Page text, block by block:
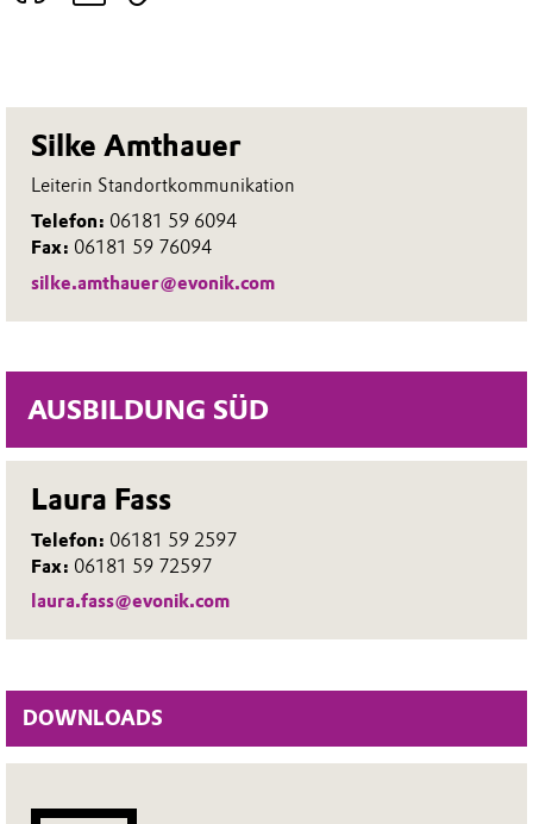
Silke Amthauer
Leiterin Standortkommunikation
Telefon: 06181 59 6094
Fax: 06181 59 76094
silke.amthauer@evonik.com
AUSBILDUNG SÜD
Laura Fass
Telefon: 06181 59 2597
Fax: 06181 59 72597
laura.fass@evonik.com
DOWNLOADS